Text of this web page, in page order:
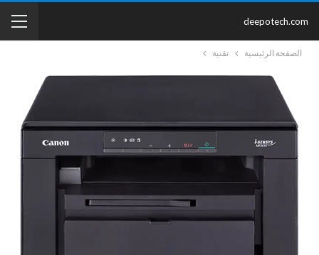
deepotech.com
الصفحة الرئيسية تقنية